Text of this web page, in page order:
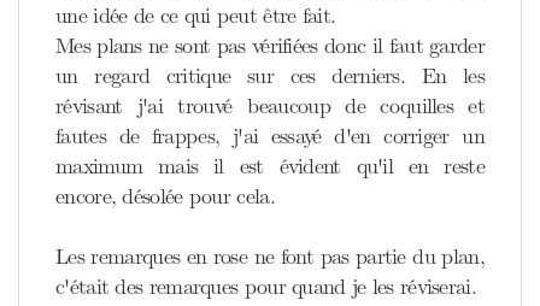
une idée de ce qui peut être fait.
Mes plans ne sont pas vérifiées donc il faut garder
un regard critique sur ces derniers. En les
révisant j'ai trouvé beaucoup de coquilles et
fautes de frappes, j'ai essayé d'en corriger un
maximum mais il est évident qu'il en reste
encore, désolée pour cela.
Les remarques en rose ne font pas partie du plan,
c'était des remarques pour quand je les réviserai.